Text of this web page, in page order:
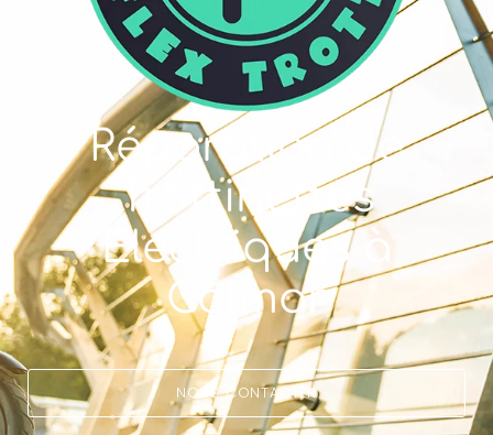
Réparation de
Trottinettes
Électriques à
Colmar
NOUS CONTACTER